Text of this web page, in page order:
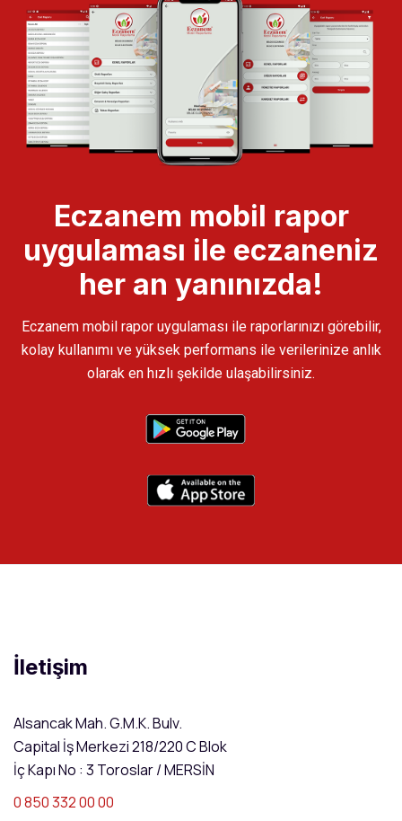
Eczanem mobil rapor
uygulaması ile eczaneniz
her an yanınızda!
Eczanem mobil rapor uygulaması ile raporlarınızı görebilir,
kolay kullanımı ve yüksek performans ile verilerinize anlık
olarak en hızlı şekilde ulaşabilirsiniz.
İletişim
Alsancak Mah. G.M.K. Bulv.
Capital İş Merkezi 218/220 C Blok
İç Kapı No : 3 Toroslar / MERSİN
0 850 332 00 00